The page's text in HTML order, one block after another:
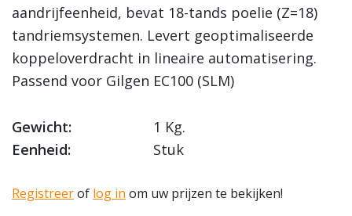
aandrijfeenheid, bevat 18-tands poelie (Z=18)
tandriemsystemen. Levert geoptimaliseerde
koppeloverdracht in lineaire automatisering.
Passend voor Gilgen EC100 (SLM)
Gewicht:
1 Kg.
Eenheid:
Stuk
Registreerof log in om uw prijzen te bekijken!